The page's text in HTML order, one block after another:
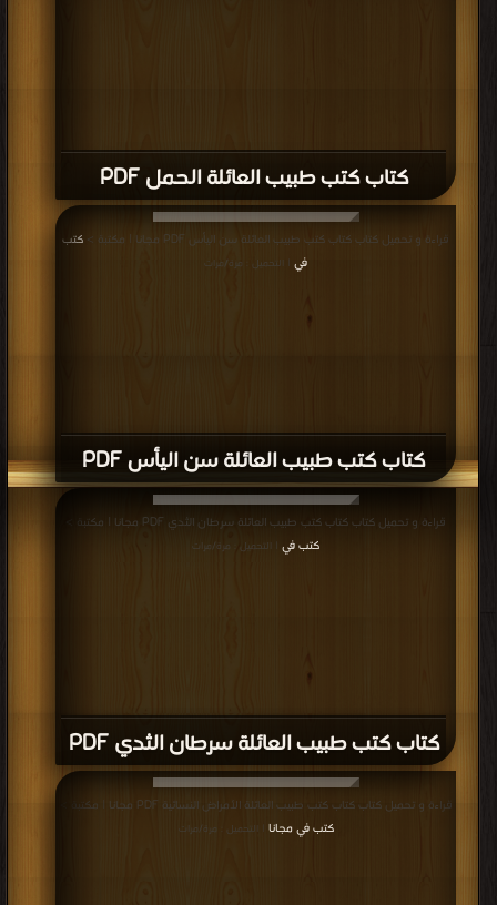
كتاب كتب طبيب العائلة الحمل PDF
كتاب كتب طبيب العائلة سن اليأس PDF
قراءة و تحميل كتاب كتاب كتب طبيب العائلة سن اليأس PDF مجانا | مكتبة >
كتب
في
| التحميل : مرة/مرات
كتاب كتب طبيب العائلة سرطان الثدي PDF
قراءة و تحميل كتاب كتاب كتب طبيب العائلة سرطان الثدي PDF مجانا | مكتبة >
كتب في
| التحميل : مرة/مرات
قراءة و تحميل كتاب كتاب كتب طبيب العائلة الأمراض النسائية PDF مجانا | مكتبة >
كتب في مجانا | التحميل : مرة/مرات